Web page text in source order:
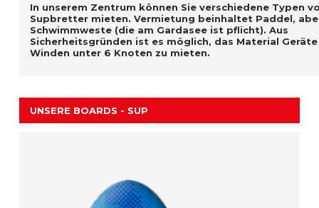
In unserem Zentrum können Sie verschiedene Typen
Supbretter mieten. Vermietung beinhaltet Paddel,
Schwimmweste (die am Gardasee ist pflicht). Aus
Sicherheitsgründen ist es möglich, das Material
Winden unter 6 Knoten zu mieten.
UNSERE BOARDS - SUP